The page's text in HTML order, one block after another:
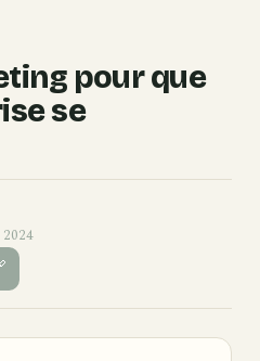
pour que
se